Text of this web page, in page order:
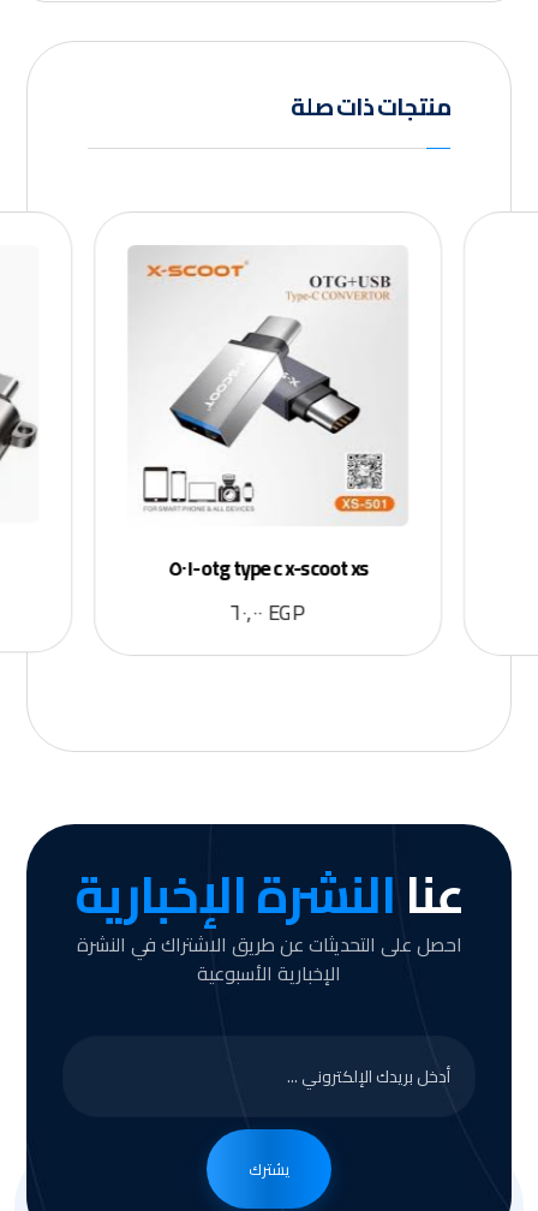
منتجات ذات صلة
otg type c x-scoot xs-٥٠١
EGP
عناالنشرة الإخبارية
احصل على التحديثات عن طريق الاشتراك في النشرة
الإخبارية الأسبوعية
يشترك